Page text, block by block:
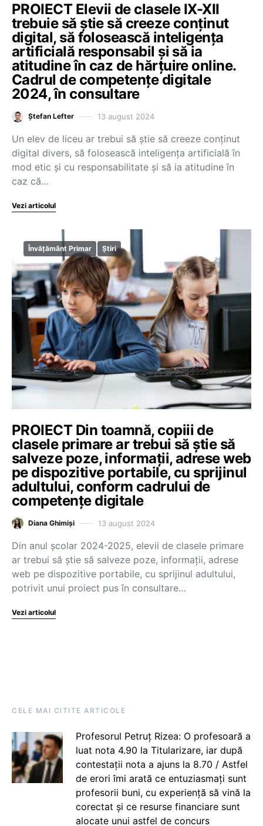
PROIECT Elevii de clasele IX-XII
trebuie să știe să creeze conținut
digital, să folosească inteligența
artificială responsabil și să ia
atitudine în caz de hărțuire online.
Cadrul de competențe digitale
2024, în consultare
Ștefan Lefter 13 august 2024
Un elev de liceu ar trebui să știe să creeze conținut
digital divers, să folosească inteligența artificială în
mod etic și cu responsabilitate și să ia atitudine în
caz că…
Vezi articolul
Învățământ Primar Știri
PROIECT Din toamnă, copiii de
clasele primare ar trebui să știe să
salveze poze, informații, adrese web
pe dispozitive portabile, cu sprijinul
adultului, conform cadrului de
competențe digitale
Diana Ghimiși 13 august 2024
Din anul școlar 2024-2025, elevii de clasele primare
ar trebui să știe să salveze poze, informații, adrese
web pe dispozitive portabile, cu sprijinul adultului,
potrivit unui proiect pus în consultare…
Vezi articolul
CELE MAI CITITE ARTICOLE
Profesorul Petruț Rizea: O profesoară a
luat nota 4.90 la Titularizare, iar după
contestații nota a ajuns la 8.70 / Astfel
de erori îmi arată ce entuziasmați sunt
profesorii buni, cu experiență să vină la
corectat și ce resurse financiare sunt
alocate unui astfel de concurs